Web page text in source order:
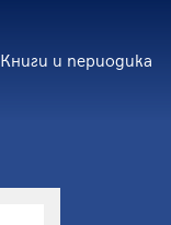
Книги и периодика